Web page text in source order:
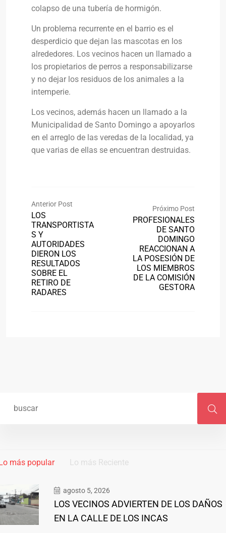
colapso de una tubería de hormigón.
Un problema recurrente en el barrio es el
desperdicio que dejan las mascotas en los
alrededores. Los vecinos hacen un llamado a
los propietarios de perros a responsabilizarse
y no dejar los residuos de los animales a la
intemperie.
Los vecinos, además hacen un llamado a la
Municipalidad de Santo Domingo a apoyarlos
en el arreglo de las veredas de la localidad, ya
que varias de ellas se encuentran destruidas.
Anterior Post
LOS
TRANSPORTISTA
S Y
AUTORIDADES
DIERON LOS
RESULTADOS
SOBRE EL
RETIRO DE
RADARES
Próximo Post
PROFESIONALES
DE SANTO
DOMINGO
REACCIONAN A
LA POSESIÓN DE
LOS MIEMBROS
DE LA COMISIÓN
GESTORA
más popular Lo más Reciente
agosto 5, 2026
LOS VECINOS ADVIERTEN DE LOS DAÑOS
EN LA CALLE DE LOS INCAS